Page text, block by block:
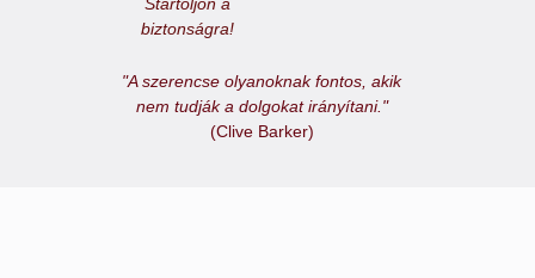
biztonságra!
"A szerencse olyanoknak fontos, akik
nem tudják a dolgokat irányítani."
(Clive Barker)